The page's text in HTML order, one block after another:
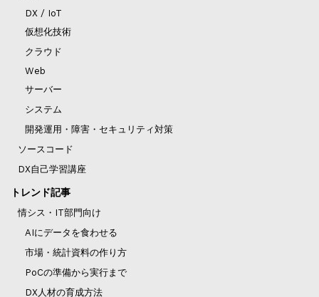
DX / IoT
仮想化技術
クラウド
Web
サーバー
システム
開発運用・障害・セキュリティ対策
ソースコード
DX自己学習講座
トレンド記事
情シス・IT部門向け
AIにデータを食わせる
市場・統計資料の作り方
PoCの準備から実行まで
DX人材の育成方法